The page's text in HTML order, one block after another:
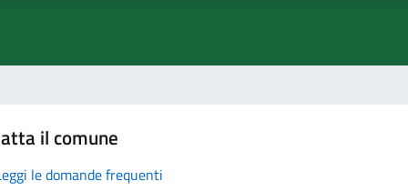
il comune
le domande frequenti